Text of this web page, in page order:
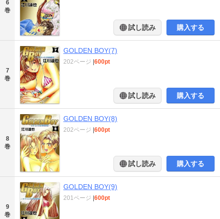
6
巻
試し読み 購入する
7
巻
GOLDEN BOY(7)
202ページ 600pt
試し読み 購入する
8
巻
GOLDEN BOY(8)
202ページ 600pt
試し読み 購入する
9
巻
GOLDEN BOY(9)
201ページ 600pt